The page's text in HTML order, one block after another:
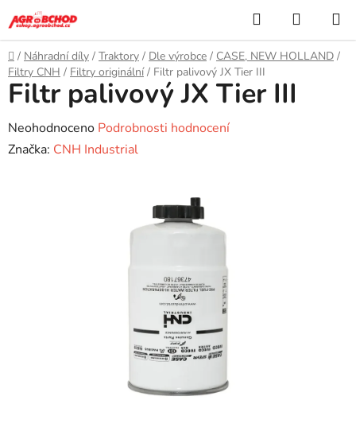
na
obsah
Hledat
KOŠÍK
Domů
/ Náhradní díly / Traktory / Dle výrobce / CASE, NEW HOLLAND /
Filtry CNH / Filtry originální / Filtr palivový JX Tier III
Filtr palivový JX Tier III
Průměrné
hodnocení
Neohodnoceno Podrobnosti hodnocení
Značka: CNH Industrial